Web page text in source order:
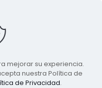
mejorar su experiencia.
nuestra Política de
de Privacidad.